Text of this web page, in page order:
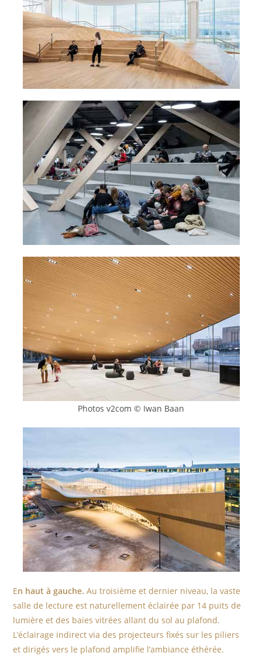
Photos v2com © Iwan Baan
En haut à gauche. Au troisième et dernier niveau, la vaste
salle de lecture est naturellement éclairée par 14 puits de
lumière et des baies vitrées allant du sol au plafond.
L’éclairage indirect via des projecteurs fixés sur les piliers
et dirigés vers le plafond amplifie l’ambiance éthérée.